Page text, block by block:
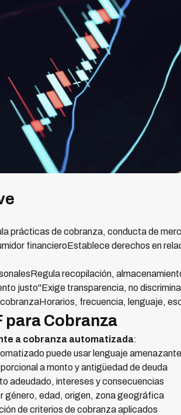
prácticas de cobranza, conducta de
financieroEstablece derechos en
recopilación,
justo"Exige transparencia, no
frecuencia, lenguaje,
para Cobranza
a cobranza automatizada:
puede usar lenguaje
a monto y antigüedad de deuda
adeudado, intereses y consecuencias
género, edad, origen, zona geográfica
de criterios de cobranza aplicados